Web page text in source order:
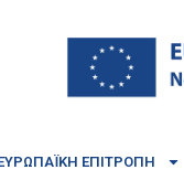
ΕΠΙΤΡΟΠΉ